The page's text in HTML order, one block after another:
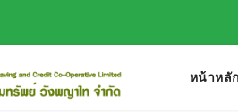
หน้าหลัก